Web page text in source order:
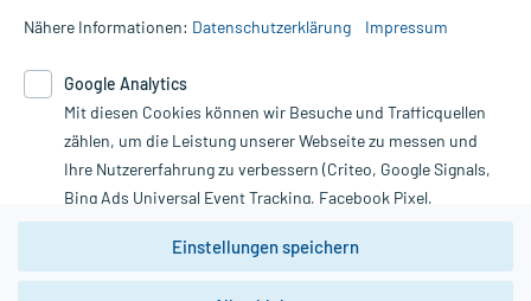
die Untersuchung und Behandlung durch einen Arzt. Bitte
Therapien eingeleitet werden können. | Diese Webseite benutzt
Google Analytics. Lesen Sie bitte dazu die wichtigen Hinweise in
unserer Datenschutzerklärung. Für den Widerruf einer Bestellung
nutzen Sie das Formular:
Vertrag widerrufen
Nähere Informationen: Datenschutzerklärung Impressum
Google Analytics
Mit diesen Cookies können wir Besuche und Trafficquellen
zählen, um die Leistung unserer Webseite zu messen und
Ihre Nutzererfahrung zu verbessern (Criteo, Google Signals,
Bing Ads Universal Event Tracking, Facebook Pixel,
Youtube-Social Plugin).
Wir weisen darauf hin, dass die
Einstellungen speichern